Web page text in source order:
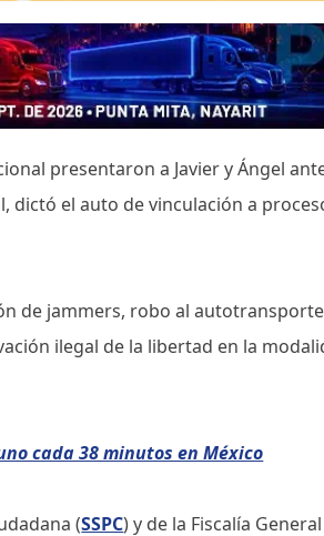
presentaron a Javier y Ángel
dictó el auto de vinculación a
de jammers, robo al
ilegal de la libertad en la
cada 38 minutos en México
(SSPC) y de la Fiscalía